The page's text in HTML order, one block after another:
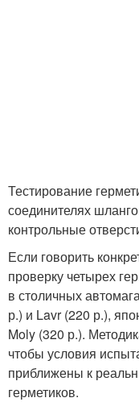
Тестирование
соединителях
контрольные
Если говорить
проверку четырех
в столичных
р.) и Lavr (220 р.),
Moly (320 р.).
чтобы условия
приближены к
герметиков.